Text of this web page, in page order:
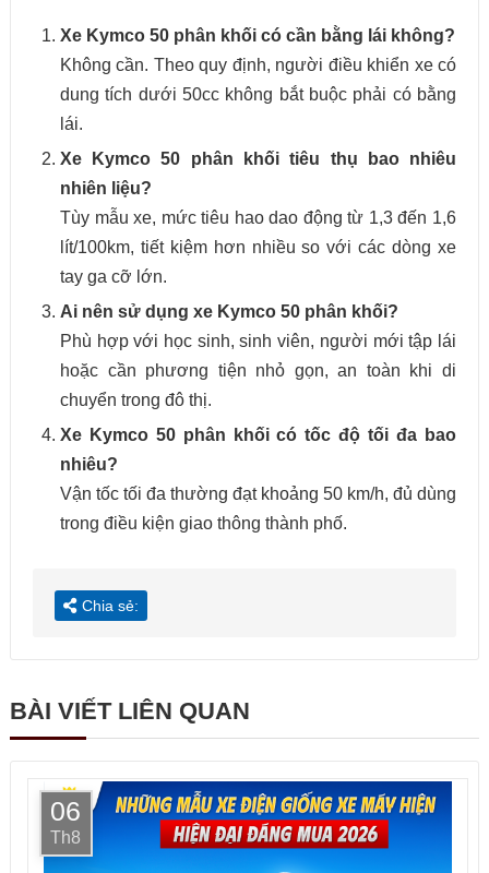
Xe Kymco 50 phân khối có cần bằng lái không?
Không cần. Theo quy định, người điều khiển xe có
dung tích dưới 50cc không bắt buộc phải có bằng
lái.
Xe Kymco 50 phân khối tiêu thụ bao nhiêu
nhiên liệu?
Tùy mẫu xe, mức tiêu hao dao động từ 1,3 đến 1,6
lít/100km, tiết kiệm hơn nhiều so với các dòng xe
tay ga cỡ lớn.
Ai nên sử dụng xe Kymco 50 phân khối?
Phù hợp với học sinh, sinh viên, người mới tập lái
hoặc cần phương tiện nhỏ gọn, an toàn khi di
chuyển trong đô thị.
Xe Kymco 50 phân khối có tốc độ tối đa bao
nhiêu?
Vận tốc tối đa thường đạt khoảng 50 km/h, đủ dùng
trong điều kiện giao thông thành phố.
Chia sẻ:
BÀI VIẾT LIÊN QUAN
06
Th8